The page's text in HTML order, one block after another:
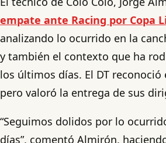
empate ante Racing por Copa
analizando lo ocurrido en la
y también el contexto que ha
los últimos días. El DT
pero valoró la entrega de sus
“Seguimos dolidos por lo
días”, comentó Almirón,